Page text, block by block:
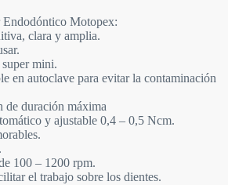
Motopex:
clara y amplia.
mini.
en autoclave para evitar la contaminación
de duración máxima
y ajustable 0,4 – 0,5 Ncm.
100 – 1200 rpm.
el trabajo sobre los dientes.